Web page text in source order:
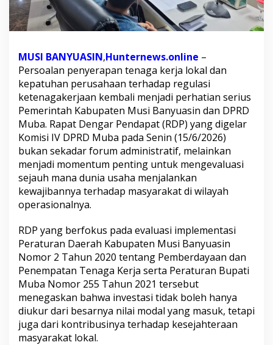
a
t
u
u
n
i
a
U
s
a
h
a
:
I
n
v
t
a
s
i
H
a
u
s
M
MUSI BANYUASIN,Hunternews.online –
Persoalan penyerapan tenaga kerja lokal dan
kepatuhan perusahaan terhadap regulasi
ketenagakerjaan kembali menjadi perhatian serius
Pemerintah Kabupaten Musi Banyuasin dan DPRD
Muba. Rapat Dengar Pendapat (RDP) yang digelar
Komisi IV DPRD Muba pada Senin (15/6/2026)
bukan sekadar forum administratif, melainkan
menjadi momentum penting untuk mengevaluasi
sejauh mana dunia usaha menjalankan
kewajibannya terhadap masyarakat di wilayah
operasionalnya.
RDP yang berfokus pada evaluasi implementasi
Peraturan Daerah Kabupaten Musi Banyuasin
Nomor 2 Tahun 2020 tentang Pemberdayaan dan
Penempatan Tenaga Kerja serta Peraturan Bupati
Muba Nomor 255 Tahun 2021 tersebut
menegaskan bahwa investasi tidak boleh hanya
diukur dari besarnya nilai modal yang masuk, tetapi
juga dari kontribusinya terhadap kesejahteraan
masyarakat lokal.